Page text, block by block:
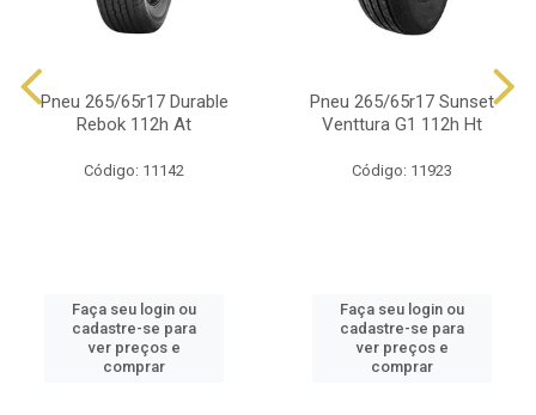
Pneu 265/65r17 Durable
Rebok 112h At
Código: 11142
Faça seu login ou
cadastre-se para
ver preços e
comprar
Pneu 265/65r17 Sunset
Venttura G1 112h Ht
Código: 11923
Faça seu login ou
cadastre-se para
ver preços e
comprar